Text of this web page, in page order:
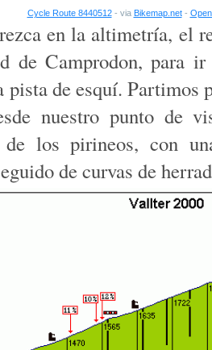
Cycle Route 8440512- via Bikemap.net-
en la altimetría, el
de Camprodon, para
pista de esquí.
nuestro punto de
de los pirineos, con
de curvas de